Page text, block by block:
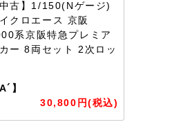
中古】1/150(Nゲージ)
クロエース 京阪
系京阪特急プレミア
ー 8両セット 2次ロッ
】
30,800円(税込)